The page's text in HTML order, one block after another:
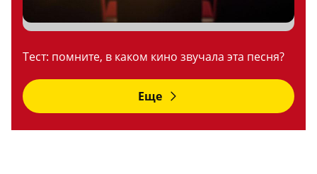
Тест: помните, в каком кино звучала эта песня?
Еще